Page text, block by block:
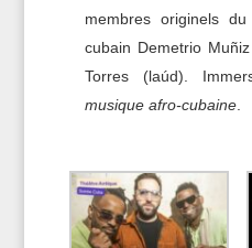
membres originels
cubain Demetrio
Torres (laúd).
musique afro-cubaine.